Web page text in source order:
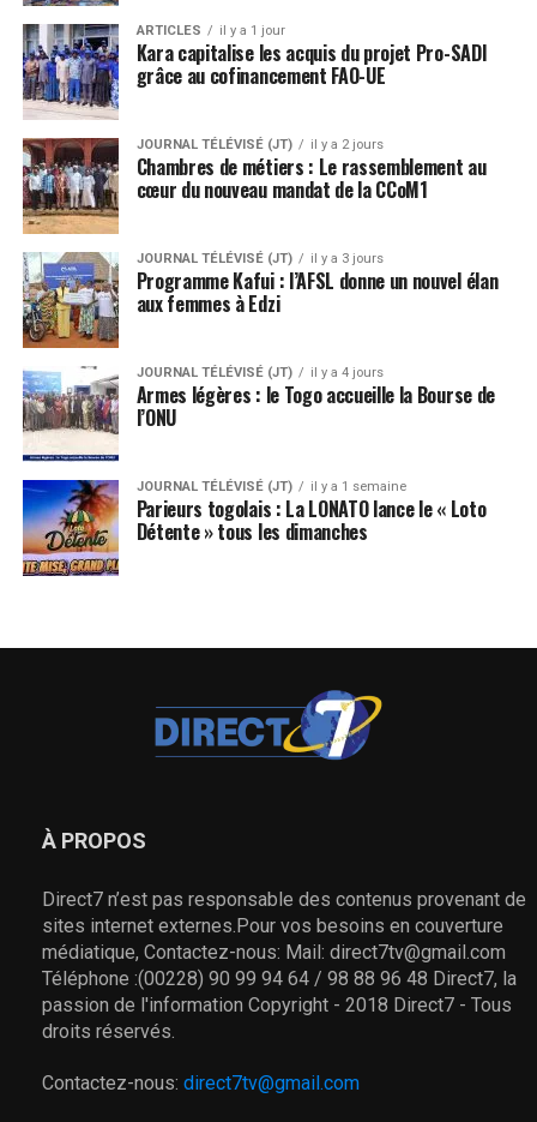
ARTICLES il y a 1 jour
Kara capitalise les acquis du projet Pro-SADI
grâce au cofinancement FAO-UE
JOURNAL TÉLÉVISÉ (JT) il y a 2 jours
Chambres de métiers : Le rassemblement au
cœur du nouveau mandat de la CCoM1
JOURNAL TÉLÉVISÉ (JT) il y a 3 jours
Programme Kafui : l’AFSL donne un nouvel élan
aux femmes à Edzi
JOURNAL TÉLÉVISÉ (JT) il y a 4 jours
Armes légères : le Togo accueille la Bourse de
l’ONU
JOURNAL TÉLÉVISÉ (JT) il y a 1 semaine
Parieurs togolais : La LONATO lance le « Loto
Détente » tous les dimanches
À PROPOS
Direct7 n’est pas responsable des contenus provenant de
sites internet externes.Pour vos besoins en couverture
médiatique, Contactez-nous: Mail: direct7tv@gmail.com
Téléphone :(00228) 90 99 94 64 / 98 88 96 48 Direct7, la
passion de l'information Copyright - 2018 Direct7 - Tous
droits réservés.
Contactez-nous: direct7tv@gmail.com